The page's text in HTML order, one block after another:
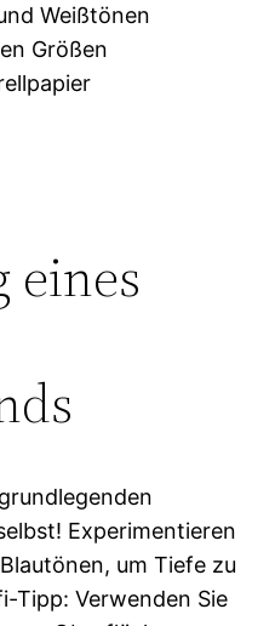
Weißtönen
Größen
eines
Experimentieren
um Tiefe zu
Tipp: Verwenden Sie